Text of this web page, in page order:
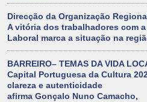
Direcção da Organização
A vitória dos trabalhadores com
Laboral marca a situação na
BARREIRO– TEMAS DA VIDA
Capital Portuguesa da Cultura
clareza e autenticidade
afirma Gonçalo Nuno Camacho,